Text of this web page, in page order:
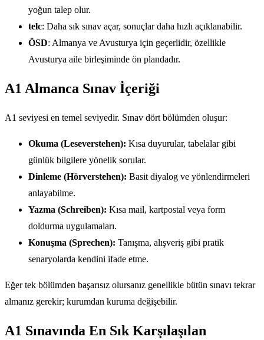
yoğun talep olur.
telc: Daha sık sınav açar, sonuçlar daha hızlı açıklanabilir.
ÖSD: Almanya ve Avusturya için geçerlidir, özellikle
Avusturya aile birleşiminde ön plandadır.
A1 Almanca Sınav İçeriği
A1 seviyesi en temel seviyedir. Sınav dört bölümden oluşur:
Okuma (Leseverstehen): Kısa duyurular, tabelalar gibi
günlük bilgilere yönelik sorular.
Dinleme (Hörverstehen): Basit diyalog ve yönlendirmeleri
anlayabilme.
Yazma (Schreiben): Kısa mail, kartpostal veya form
doldurma uygulamaları.
Konuşma (Sprechen): Tanışma, alışveriş gibi pratik
senaryolarda kendini ifade etme.
Eğer tek bölümden başarısız olursanız genellikle bütün sınavı tekrar
almanız gerekir; kurumdan kuruma değişebilir.
A1 Sınavında En Sık Karşılaşılan